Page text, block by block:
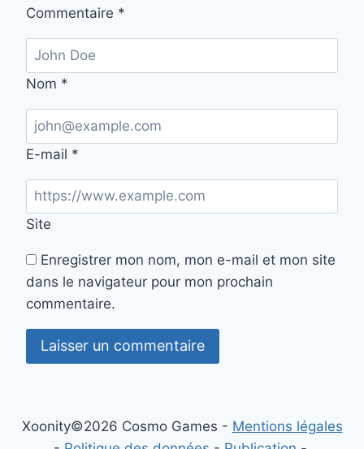
Commentaire *
Nom *
E-mail *
Site
Enregistrer mon nom, mon e-mail et mon site
dans le navigateur pour mon prochain
commentaire.
Xoonity©2026 Cosmo Games - Mentions légales